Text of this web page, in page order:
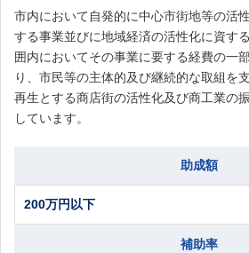
市内において自発的に中心市街地等の活
する事業並びに地域経済の活性化に資す
囲内においてその事業に要する経費の一
り、市民等の主体的及び継続的な取組を
再生とする商店街の活性化及び商工業の
しています。
助成額
200万円以下
補助率